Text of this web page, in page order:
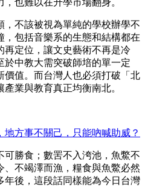
不該被視為單純的學校辦學不
，包括音樂系的生態和結構都在
再定位，讓文史藝術不再是冷
於中教大需突破師培的單一定
價值。而台灣人也必須打破「北
業與教育真正均衡南北。
地方事不關己，只能吶喊助威？
可勝食；數罟不入洿池，魚鱉不
不竭澤而漁，糧食與魚鱉必然
年後，這段話同樣能為今日台灣